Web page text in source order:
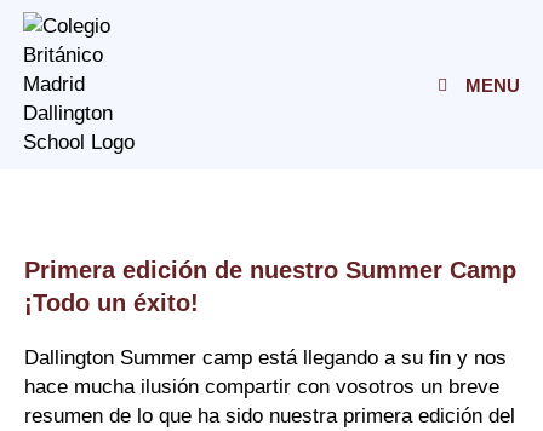
Skip
content
MENU
Primera edición de nuestro Summer Camp
¡Todo un éxito!
Dallington Summer camp está llegando a su fin y nos
hace mucha ilusión compartir con vosotros un breve
resumen de lo que ha sido nuestra primera edición del